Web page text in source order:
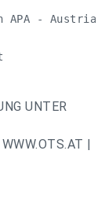
APA - Austria
UNTER
|